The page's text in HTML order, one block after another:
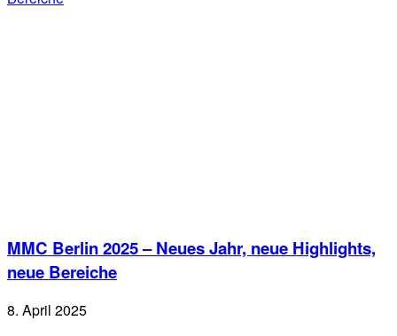
MMC Berlin 2025 – Neues Jahr, neue Highlights,
neue Bereiche
8. April 2025